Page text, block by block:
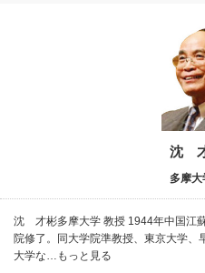
沈
多摩大
沈 才彬多摩大学 教授 1944年中国江
院修了。同大学院準教授、東京大学
大学な…もっと見る